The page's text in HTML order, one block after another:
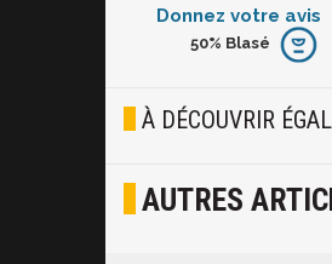
Donnez votre avis
Furieux
Joyeux
50% Blasé
À DÉCOUVRIR
AUTRES